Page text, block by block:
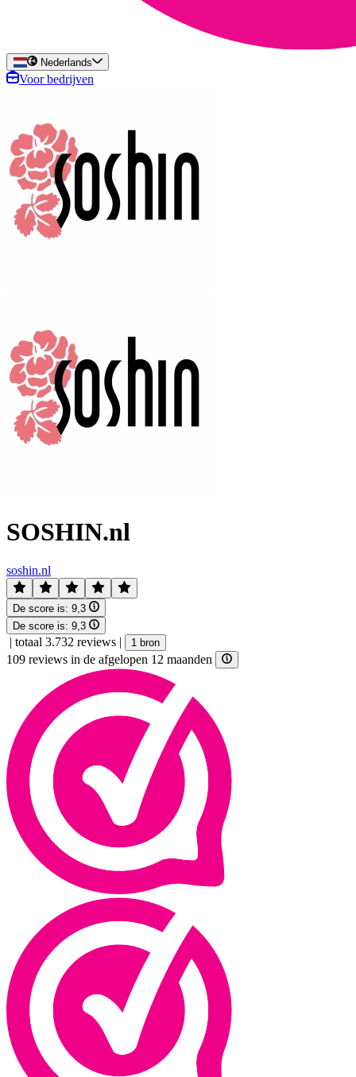
Nederlands
Voor bedrijven
SOSHIN.nl
soshin.nl
De score is: 9,3
De score is: 9,3
| totaal 3.732 reviews | 1 bron
109 reviews in de afgelopen 12 maanden